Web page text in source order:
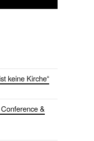
keine Kirche“
&